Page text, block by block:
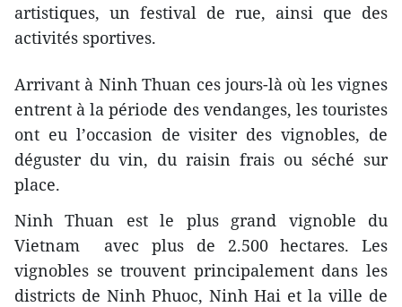
artistiques, un festival de rue, ainsi que des
activités sportives.
Arrivant à Ninh Thuan ces jours-là où les vignes
entrent à la période des vendanges, les touristes
ont eu l’occasion de visiter des vignobles, de
déguster du vin, du raisin frais ou séché sur
place.
Ninh Thuan est le plus grand vignoble du
Vietnam avec plus de 2.500 hectares. Les
vignobles se trouvent principalement dans les
districts de Ninh Phuoc, Ninh Hai et la ville de